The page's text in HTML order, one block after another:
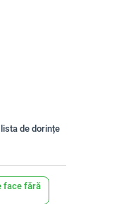
de dorințe
face fără